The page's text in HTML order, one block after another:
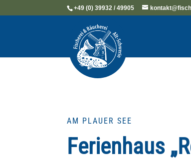
+49 (0) 39932 / 49905
AM PLAUER SEE
Ferienhaus